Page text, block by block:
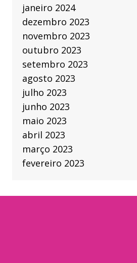
janeiro 2024
dezembro 2023
novembro 2023
outubro 2023
setembro 2023
agosto 2023
julho 2023
junho 2023
maio 2023
abril 2023
março 2023
fevereiro 2023